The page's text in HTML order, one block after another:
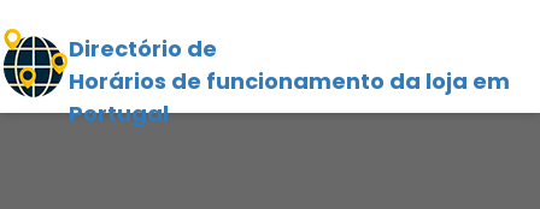
Directório de
Horários de funcionamento da loja em
Portugal